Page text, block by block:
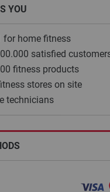
YOU
for home fitness
satisfied
fitness products
stores on site
technicians